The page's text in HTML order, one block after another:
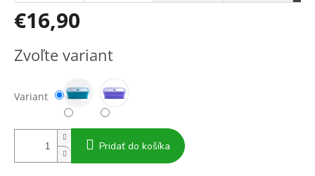
€16,90
cena:
Zvoľte variant
Variant
Pridať do košíka